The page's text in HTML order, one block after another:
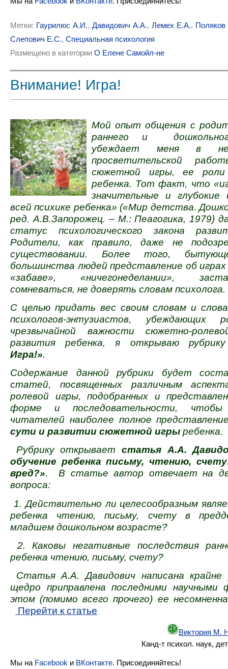
Метки: Гаурилюс А.И., Давидович А.А., Лемех Е.А.,
Слепович Е.С., Специальная психология
Размещено в категории О Елене Самойл-не
Внимание! Игра!
Мой опыт общения с
раннего и
убеждает меня в
просветительской
сюжетной игры, ее
ребенка. Тот факт, что
значительные и глубокие
всей психике ребенка» («Мир детства.
ред. А.В.Запорожец. – М.: Пеагогика, 1979)
статус психологического закона
Родители, как правило, даже не
существовании. Более того,
большинства людей представление об играх
«забаве», «ничегонеделании»,
сомневаться, не доверять словам психолога.
С целью придать вес своим словам и
психологов-энтузиастов, убеждающих
чрезвычайной важности сюжетно-
развития ребенка, я открываю
Игра!».
Содержание данной рубрики будет
статей, посвященных различным
ролевой игры, подобранных и
форме и последовательности,
читателей наиболее полное
сути и развитии сюжетной игры ребенка.
Рубрику открывает статья А.А.
обучение ребенка письму, чтению,
вред?». В статье автор отвечает на
вопроса:
1. Действительно ли целесообразным
ребенка чтению, письму, счету в
младшем дошкольном возрасте?
2. Каковы негативные последствия
ребенка чтению, письму, счету?
Статья А.А. Давидович написана крайне
щедро приправлена последними
этом (помимо всего прочего) ее
Перейти к статье
Виктория М.
Канд-т психол. наук,
Мы на Facebook и ВКонтакте. Присоединяйтесь!